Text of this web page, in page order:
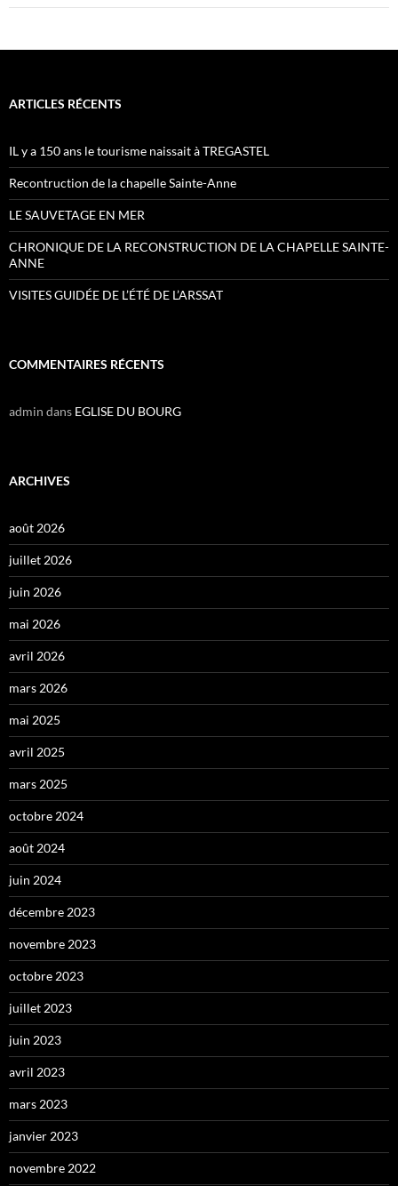
ARTICLES RÉCENTS
IL y a 150 ans le tourisme naissait à TREGASTEL
Recontruction de la chapelle Sainte-Anne
LE SAUVETAGE EN MER
CHRONIQUE DE LA RECONSTRUCTION DE LA CHAPELLE SAINTE-
ANNE
VISITES GUIDÉE DE L’ÉTÉ DE L’ARSSAT
COMMENTAIRES RÉCENTS
admin dans EGLISE DU BOURG
ARCHIVES
août 2026
juillet 2026
juin 2026
mai 2026
avril 2026
mars 2026
mai 2025
avril 2025
mars 2025
octobre 2024
août 2024
juin 2024
décembre 2023
novembre 2023
octobre 2023
juillet 2023
juin 2023
avril 2023
mars 2023
janvier 2023
novembre 2022